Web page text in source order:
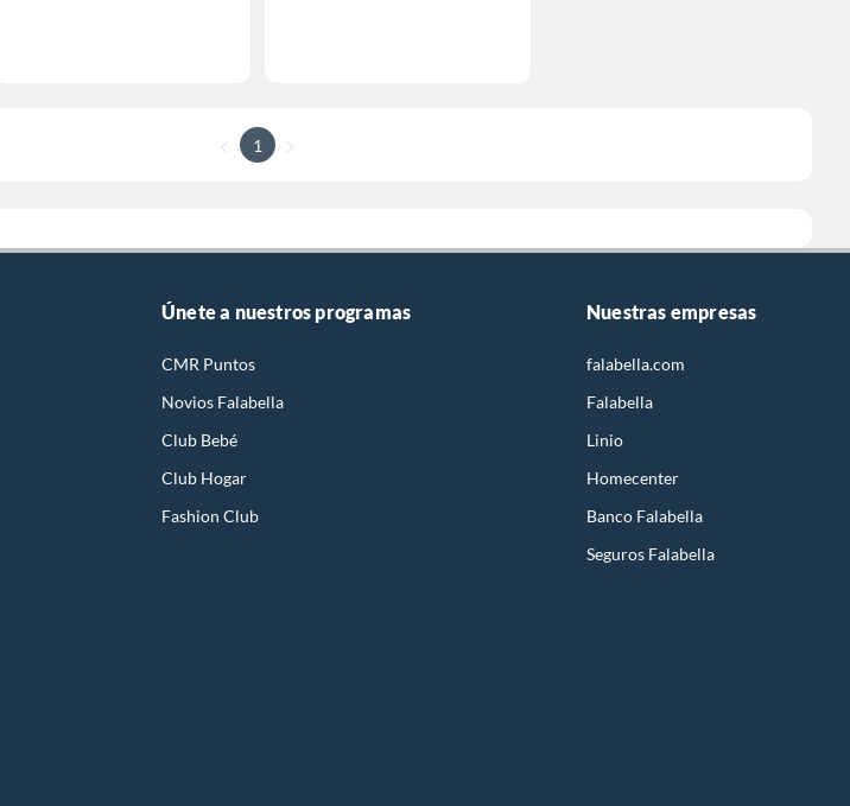
1
Únete a nuestros programas
CMR Puntos
Novios Falabella
Club Bebé
Club Hogar
Fashion Club
Nuestras empresas
falabella.com
Falabella
Linio
Homecenter
Banco Falabella
Seguros Falabella